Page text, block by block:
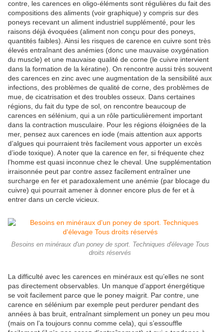
contre, les carences en oligo-éléments sont régulières du fait des
compositions des aliments (voir graphique) y compris sur des
poneys recevant un aliment industriel supplémenté, pour les
raisons déjà évoquées (aliment non conçu pour des poneys,
quantités faibles). Ainsi les risques de carence en cuivre sont très
élevés entraînant des anémies (donc une mauvaise oxygénation
du muscle) et une mauvaise qualité de corne (le cuivre intervient
dans la formation de la kératine). On rencontre aussi très souvent
des carences en zinc avec une augmentation de la sensibilité aux
infections, des problèmes de qualité de corne, des problèmes de
mue, de cicatrisation et des troubles osseux. Dans certaines
régions, du fait du type de sol, on rencontre beaucoup de
carences en sélénium, qui a un rôle particulièrement important
dans la contraction musculaire. Pour les régions éloignées de la
mer, pensez aux carences en iode (mais attention aux apports
d’algues qui pourraient très facilement vous apporter un excès
d’iode toxique). A noter que la carence en fer, si fréquente chez
l’homme est quasi inconnue chez le cheval. Une supplémentation
irraisonnée peut par contre assez facilement entraîner une
surcharge en fer et paradoxalement une anémie (par blocage du
cuivre) qui pourrait amener à donner encore plus de fer et à
entrer dans un cercle vicieux.
Besoins en minéraux d'un poney de sport. Techniques d'élevage Tous
droits réservés
La difficulté avec les carences en minéraux est qu’elles ne sont
pas directement observables. Un manque d’apport énergétique
se voit facilement parce que le poney maigrit. Par contre, une
carence en sélénium par exemple peut perdurer pendant des
années à bas bruit, entraînant simplement un poney un peu mou
(mais on l’a toujours connu comme cela), qui s’essouffle